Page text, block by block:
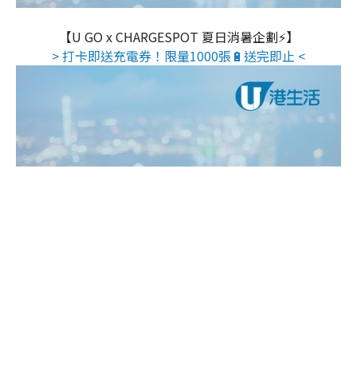
【U GO x CHARGESPOT 夏日消暑企劃⚡】
> 打卡即送充電券！限量1000張🔋送完即止 <